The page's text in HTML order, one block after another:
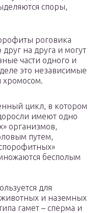
споры,
роговика
на друга и могут
части одного и
это независимые
хромосом.
цикл, в котором
имеют одно
организмов,
путем,
бесполым
для
и наземных
гамет – сперма и